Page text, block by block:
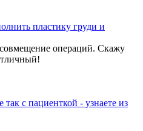
пластику груди и
операций. Скажу
с пациенткой - узнаете из